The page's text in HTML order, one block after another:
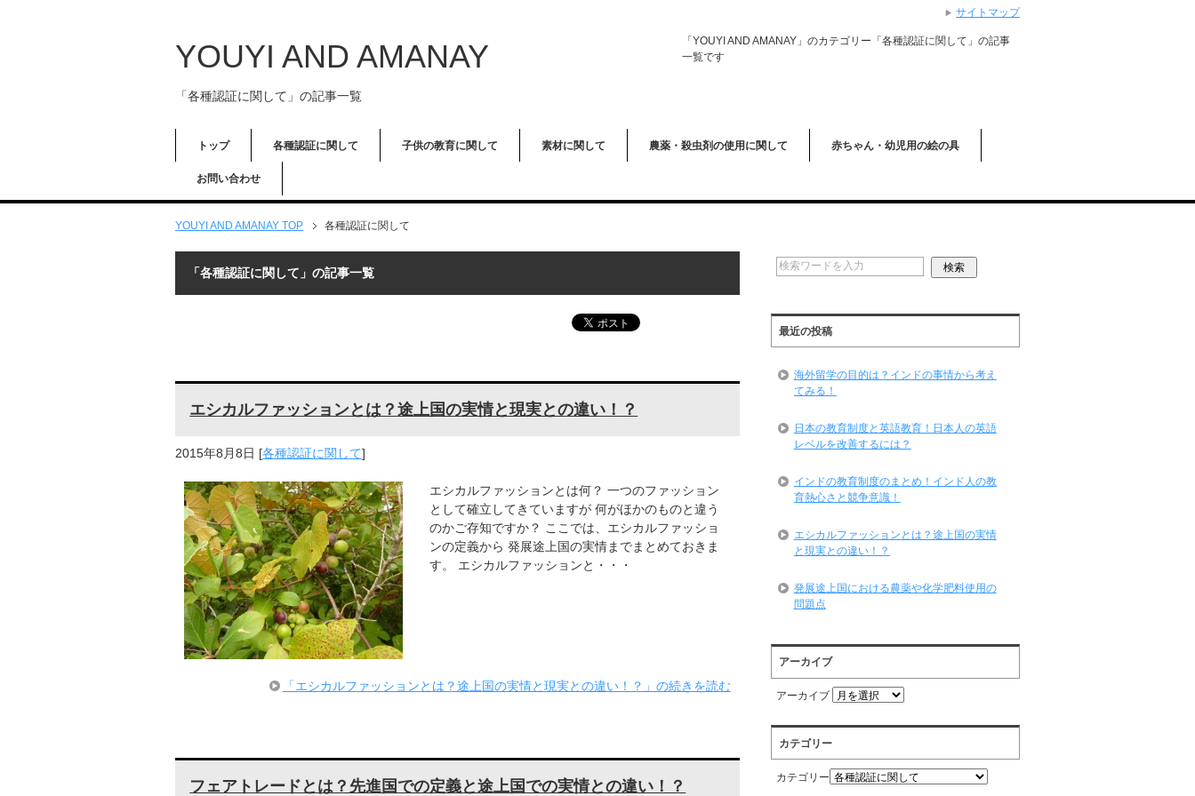
YOUYI AND AMANAY
「各種認証に関して」の記事一覧
「YOUYI AND AMANAY」のカテゴリー「各種認証に関して」の記事
一覧です
トップ 各種認証に関して 子供の教育に関して 素材に関して 農薬・殺虫剤の使用に関して 赤ちゃん・幼児用の絵の具
お問い合わせ
YOUYI AND AMANAY TOP 各種認証に関して
「各種認証に関して」の記事一覧
エシカルファッションとは？途上国の実情と現実との違い！？
2015年8月8日 [各種認証に関して]
エシカルファッションとは何？ 一つのファッション
として確立してきていますが 何がほかのものと違う
のかご存知ですか？ ここでは、エシカルファッショ
ンの定義から 発展途上国の実情までまとめておきま
す。 エシカルファッションと・・・
「エシカルファッションとは？途上国の実情と現実との違い！？」の続きを読む
フェアトレードとは？先進国での定義と途上国での実情との違い！？
最近の投稿
海外留学の目的は？インドの事情から考え
てみる！
日本の教育制度と英語教育！日本人の英語
レベルを改善するには？
インドの教育制度のまとめ！インド人の教
育熱心さと競争意識！
エシカルファッションとは？途上国の実情
と現実との違い！？
発展途上国における農薬や化学肥料使用の
問題点
アーカイブ
アーカイブ
カテゴリー
カテゴリー
サイトマップ